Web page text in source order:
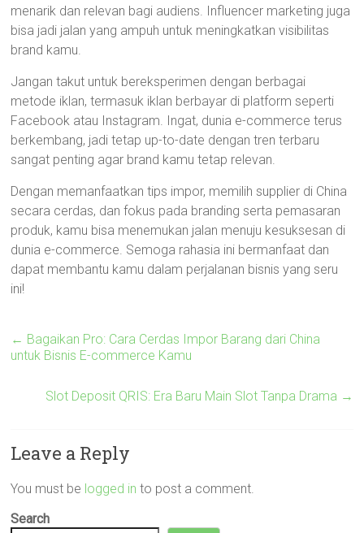
menarik dan relevan bagi audiens. Influencer marketing juga
bisa jadi jalan yang ampuh untuk meningkatkan visibilitas
brand kamu.
Jangan takut untuk bereksperimen dengan berbagai
metode iklan, termasuk iklan berbayar di platform seperti
Facebook atau Instagram. Ingat, dunia e-commerce terus
berkembang, jadi tetap up-to-date dengan tren terbaru
sangat penting agar brand kamu tetap relevan.
Dengan memanfaatkan tips impor, memilih supplier di China
secara cerdas, dan fokus pada branding serta pemasaran
produk, kamu bisa menemukan jalan menuju kesuksesan di
dunia e-commerce. Semoga rahasia ini bermanfaat dan
dapat membantu kamu dalam perjalanan bisnis yang seru
ini!
← Bagaikan Pro: Cara Cerdas Impor Barang dari China
untuk Bisnis E-commerce Kamu
Slot Deposit QRIS: Era Baru Main Slot Tanpa Drama →
Leave a Reply
You must be logged in to post a comment.
Search